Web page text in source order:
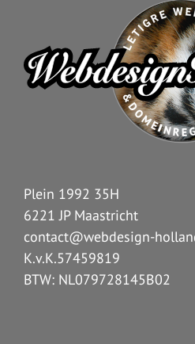
Plein 1992 35H
6221 JP Maastricht
contact@webdesign-
K.v.K.57459819
BTW: NL079728145B02